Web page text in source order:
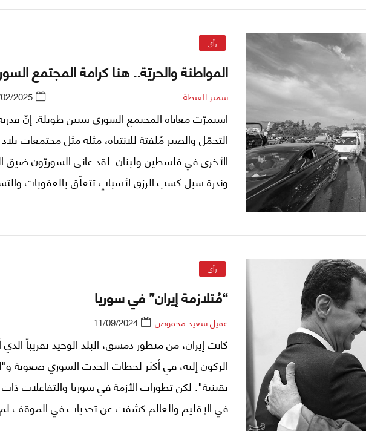
الكوادر المدينيّة من الوظيفة العامّة. أولئك الذين
السورية بعد الاستقلال عليهم، إلى حدٍّ كبير، بفضل
بالمصلحة العامّة ونشر التعليم والكهرباء.
رأي
المواطنة والحريّة.. هنا كرامة المجتمع
سمير العيطة 2025
استمرّت معاناة المجتمع السوري سنين طويلة. إنّ
التحمّل والصبر مُلفِتة للانتباه، مثله مثل مجتمعات
الأخرى في فلسطين ولبنان. لقد عانى السوريّون ضيق
وندرة سبل كسب الرزق لأسبابٍ تتعلّق بالعقوبات
رأي
“مُتلازمة إيران” في سوريا
عقيل سعيد محفوض 11/09/2024
كانت إيران، من منظور دمشق، البلد الوحيد تقريباً الذي
الركون إليه، في أكثر لحظات الحدث السوري صعوبة
يقينية". لكن تطورات الأزمة في سوريا والتفاعلات
في الإقليم والعالم كشفت عن تحديات في الموقف